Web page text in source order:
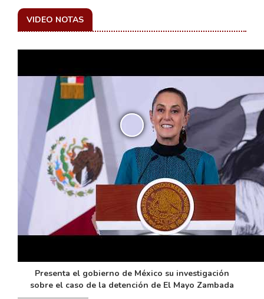
VIDEO NOTAS
Presenta el gobierno de México su investigación
sobre el caso de la detención de El Mayo Zambada